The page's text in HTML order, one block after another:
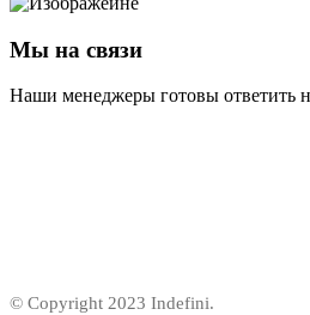
Мы на связи
Наши менеджеры готовы ответить
© Copyright 2023 Indefini.